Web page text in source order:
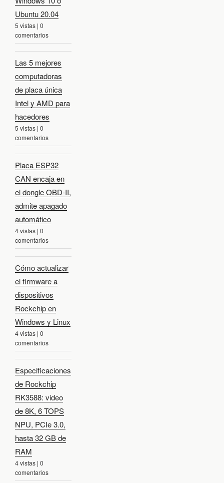
Ubuntu 20.04
5 vistas | 0
comentarios
Las 5 mejores
computadoras
de placa única
Intel y AMD para
hacedores
5 vistas | 0
comentarios
Placa ESP32
CAN encaja en
el dongle OBD-II,
admite apagado
automático
4 vistas | 0
comentarios
Cómo actualizar
el firmware a
dispositivos
Rockchip en
Windows y Linux
4 vistas | 0
comentarios
Especificaciones
de Rockchip
RK3588: video
de 8K, 6 TOPS
NPU, PCIe 3.0,
hasta 32 GB de
RAM
4 vistas | 0
comentarios